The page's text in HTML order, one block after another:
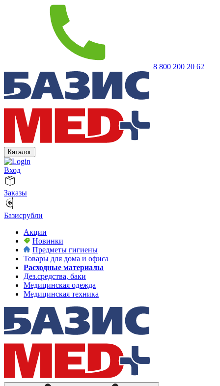
8 800 200 20 62
Каталог
Вход
Заказы
Базисрубли
Акции
Новинки
Предметы гигиены
Товары для дома и офиса
Расходные материалы
Дез.средства, баки
Медицинская одежда
Медицинская техника